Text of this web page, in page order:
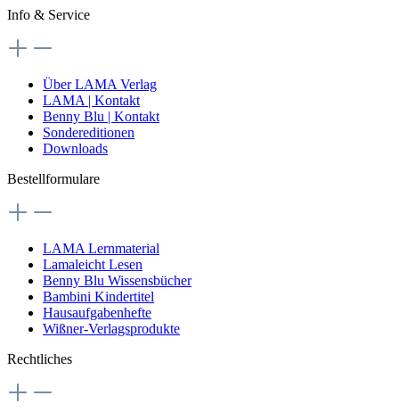
Info & Service
Über LAMA Verlag
LAMA | Kontakt
Benny Blu | Kontakt
Sondereditionen
Downloads
Bestellformulare
LAMA Lernmaterial
Lamaleicht Lesen
Benny Blu Wissensbücher
Bambini Kindertitel
Hausaufgabenhefte
Wißner-Verlagsprodukte
Rechtliches